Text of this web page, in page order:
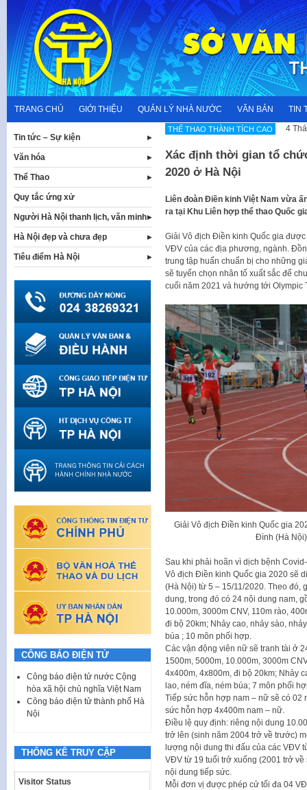
content
TRANG CHỦ GIỚI THIỆU QUẢN LÝ NHÀ NƯỚC VĂN BẢN TIN
THẾ THAO THÀNH TÍCH CAO 4
Xác định thời gian tổ
2020 ở Hà Nội
Liên đoàn Điền kinh Việt Nam vừa
ra tại Khu Liên hợp thể thao Quốc
Giải Vô địch Điền kinh Quốc gia
VĐV của các địa phương, ngành.
trung tập huấn chuẩn bị cho những
sẽ tuyển chọn nhân tố xuất sắc để
cuối năm 2021 và hướng tới Olympic
Giải Vô địch Điền kinh Quốc gia
Đình (Hà
Sau khi phải hoãn vì dịch bệnh
Vô địch Điền kinh Quốc gia 2020 sẽ
(Hà Nội) từ 5 – 15/11/2020. Theo đó,
dung, trong đó có 24 nội dung nam,
10.000m, 3000m CNV, 110m rào,
đi bộ 20km; Nhảy cao, nhảy sào,
búa ; 10 môn phối hợp.
Các vận động viên nữ sẽ tranh tài ở
1500m, 5000m, 10.000m, 3000m
4x400m, 4x800m, đi bộ 20km; Nhảy
lao, ném đĩa, ném búa; 7 môn phối
Tiếp sức hỗn hợp nam – nữ sẽ có 02
sức hỗn hợp 4x400m nam – nữ.
Điều lệ quy định: riêng nội dung
trở lên (sinh năm 2004 trở về trước)
lượng nội dung thi đấu của các VĐV
VĐV từ 19 tuổi trở xuống (2001 trở
nội dung tiếp sức.
Mỗi đơn vị được phép cử tối đa 04
Tin tức – Sự kiện
Văn hóa
Thể Thao
Quy tắc ứng xử
Người Hà Nội thanh lịch, văn minh
Hà Nội đẹp và chưa đẹp
Tiêu điểm Hà Nội
CÔNG BÁO ĐIỆN TỬ
Công báo điện tử nước Cộng
hòa xã hội chủ nghĩa Việt Nam
Công báo điện tử thành phố Hà
Nội
THỐNG KÊ TRUY CẬP
Visitor Status